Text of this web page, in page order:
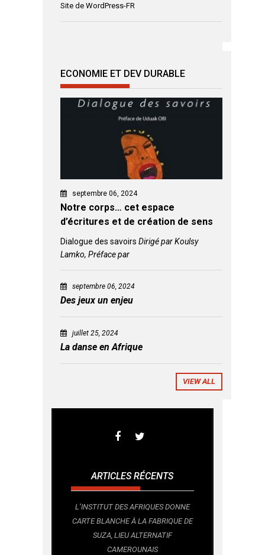
Site de WordPress-FR
ECONOMIE ET DEV DURABLE
septembre 06, 2024
Notre corps… cet espace
d’écritures et de création de sens
Dialogue des savoirs Dirigé par Koulsy
Lamko, Préface par
septembre 06, 2024
Des jeux un enjeu
juillet 25, 2024
La danse en Afrique
VIEW ALL
ARTICLES RÉCENTS
L’INSTITUT DES AFRIQUES DONNE
CARTE BLANCHE À LA FABRIQUE DE
SUZA, LIEU ALTERNATIF
CAMEROUNAIS